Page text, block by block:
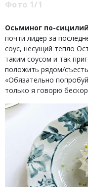
Фото 1/1
Осьминог по-
почти лидер за
соус, несущий тепло
таким соусом и так
положить рядом/
«Обязательно
только я говорю